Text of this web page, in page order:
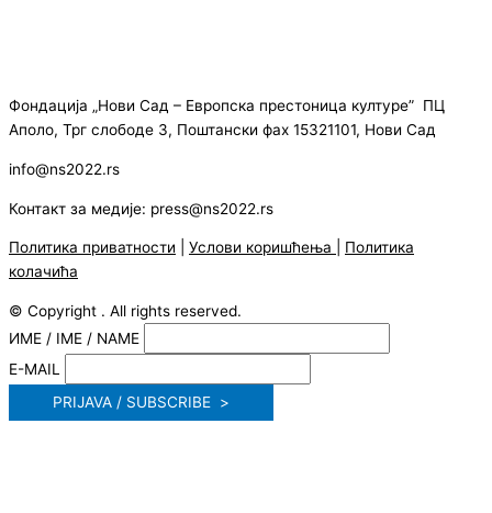
Фондација „Нови Сад – Европска престоница културе” ПЦ
Аполо, Трг слободе 3, Поштански фах 15321101, Нови Сад
info@ns2022.rs
Контакт за медије: press@ns2022.rs
Политика приватности Услови коришћења
Политика
колачића
© Copyright . All rights reserved.
ИМЕ / IME / NAME
E-MAIL